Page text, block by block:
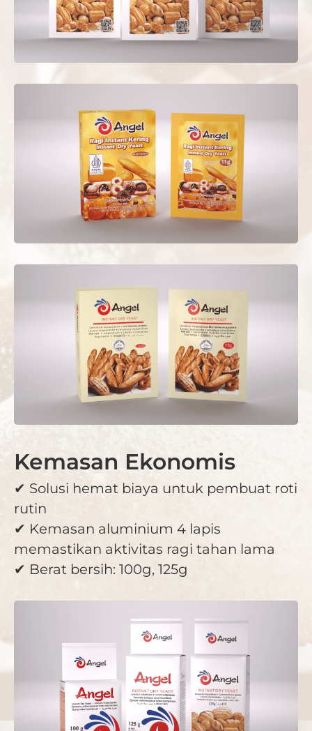
Kemasan Ekonomis
✔ Solusi hemat biaya untuk pembuat roti
rutin
✔ Kemasan aluminium 4 lapis
memastikan aktivitas ragi tahan lama
✔ Berat bersih: 100g, 125g